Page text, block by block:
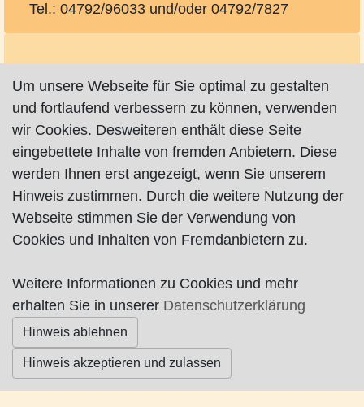
Tel.: 04792/96033 und/oder 04792/7827
Impressum| Datenschutz|AGB
© Worpswede24 2015-2026
Um unsere Webseite für Sie optimal zu gestalten
und fortlaufend verbessern zu können, verwenden
wir Cookies. Desweiteren enthält diese Seite
eingebettete Inhalte von fremden Anbietern. Diese
werden Ihnen erst angezeigt, wenn Sie unserem
Hinweis zustimmen. Durch die weitere Nutzung der
Webseite stimmen Sie der Verwendung von
Cookies und Inhalten von Fremdanbietern zu.
Weitere Informationen zu Cookies und mehr
erhalten Sie in unserer Datenschutzerklärung
Hinweis ablehnen
Hinweis akzeptieren und zulassen